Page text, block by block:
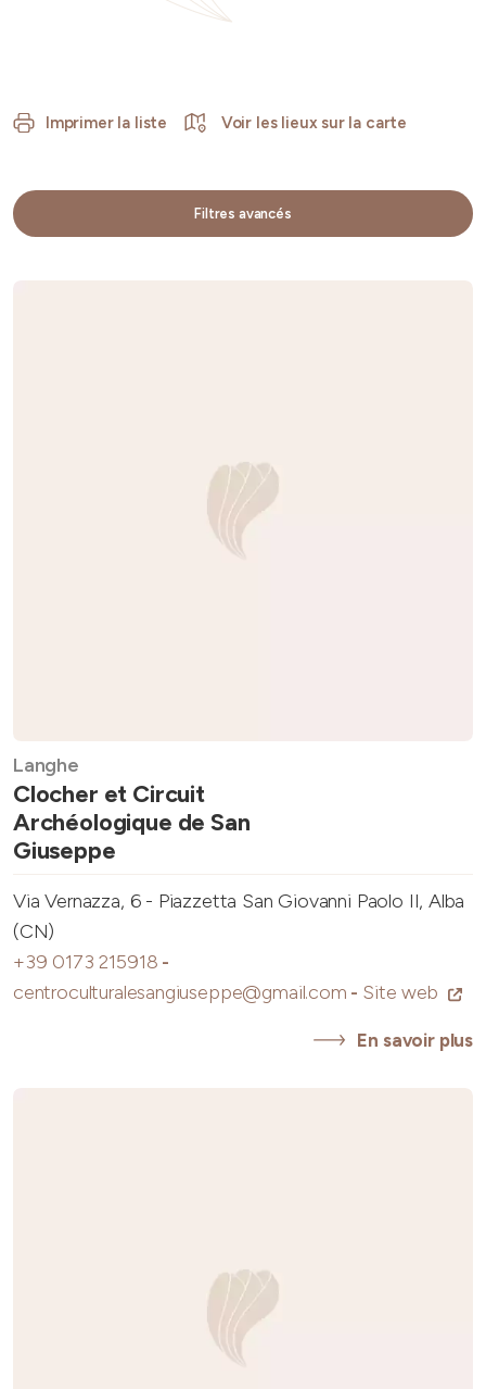
Imprimer la liste Voir les lieux sur la carte
Filtres avancés
Langhe
Clocher et Circuit
Archéologique de San
Giuseppe
Via Vernazza, 6 - Piazzetta San Giovanni Paolo II, Alba
(CN)
+39 0173 215918 -
centroculturalesangiuseppe@gmail.com - Site web
En savoir plus